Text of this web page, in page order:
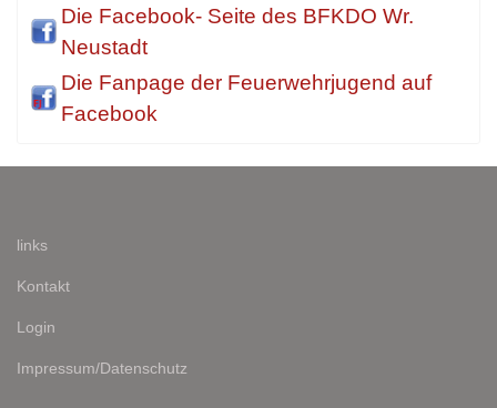
Die Facebook- Seite des BFKDO Wr.
Neustadt
Die Fanpage der Feuerwehrjugend auf
Facebook
links
Kontakt
Login
Impressum/Datenschutz